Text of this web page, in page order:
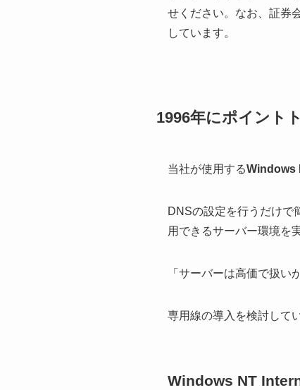
せください。なお、証券
しています。
1996年にポイント
当社が使用するWindows
DNSの設定を行うだけで
用できるサーバー環境を
「サーバーは高価で扱い
専用線の導入を検討して
Windows NT